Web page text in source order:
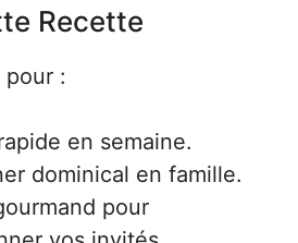
Recette
:
en semaine.
dominical en famille.
pour